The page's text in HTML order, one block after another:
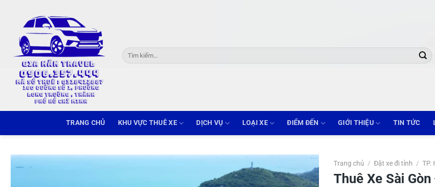
content
Tìm
kiếm:
TRANG CHỦ KHU VỰC THUÊ XE DỊCH VỤ LOẠI XE ĐIỂM ĐẾN GIỚI THIỆU TIN TỨC
Trang chủ / Đặt xe đi tỉnh / TP.
Thuê Xe Sài